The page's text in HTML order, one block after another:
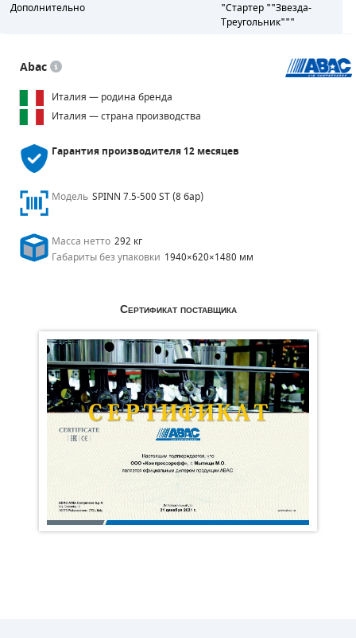
Дополнительно
"Стартер ""Звезда-
Треугольник"""
Abac
Италия — родина бренда
Италия — страна производства
Гарантия производителя12 месяцев
Модель SPINN 7.5-500 ST (8 бар)
Масса нетто 292 кг
Габариты без упаковки 1940×620×1480 мм
Сертификат поставщика
ШЛАНГИ ДЛЯ МОТОПОМП
ДЛЯ ВАКУУМНЫХ НАСОСОВ